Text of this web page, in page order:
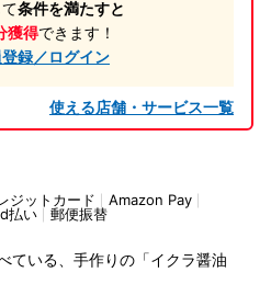
条件を満たすと
獲得できます！
録／ログイン
使える店舗・サービス一覧
ジットカード
Amazon Pay
d払い 郵便振替
ている、手作りの「イクラ醤油